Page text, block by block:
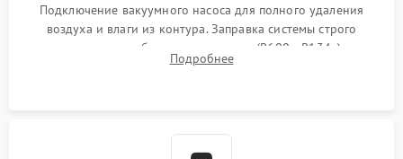
Подключение вакуумного насоса для полного удаления
воздуха и влаги из контура. Заправка системы строго
дозированным объемом хладагента (R600a, R134a) по
электронным весам. Контроль рабочего давления в системе.
Подробнее